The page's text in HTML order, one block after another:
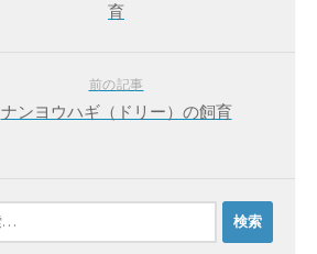
育
前の記事
ナンヨウハギ（ドリー）の飼育